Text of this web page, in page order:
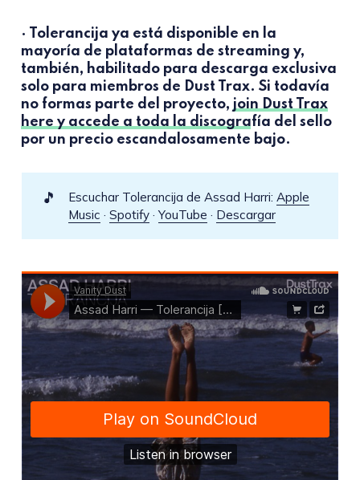
· Tolerancija ya está disponible en la
mayoría de plataformas de streaming y,
también, habilitado para descarga exclusiva
solo para miembros de Dust Trax. Si todavía
no formas parte del proyecto, join Dust Trax
here y accede a toda la discografía del sello
por un precio escandalosamente bajo.
🎵 Escuchar Tolerancija de Assad Harri: Apple
Music ·Spotify ·YouTube · Descargar